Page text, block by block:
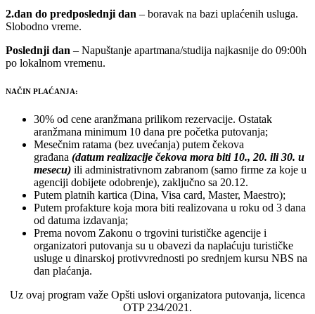
2.dan do predposlednji dan – boravak na bazi uplaćenih usluga.
Slobodno vreme.
Poslednji dan – Napuštanje apartmana/studija najkasnije do 09:00h
po lokalnom vremenu.
NAČIN PLAĆANJA:
30% od cene aranžmana prilikom rezervacije. Ostatak
aranžmana minimum 10 dana pre početka putovanja;
Mesečnim ratama (bez uvećanja) putem čekova
građana (datum realizacije čekova mora biti 10., 20. ili 30. u
mesecu) ili administrativnom zabranom (samo firme za koje u
agenciji dobijete odobrenje), zaključno sa 20.12.
Putem platnih kartica (Dina, Visa card, Master, Maestro);
Putem profakture koja mora biti realizovana u roku od 3 dana
od datuma izdavanja;
Prema novom Zakonu o trgovini turističke agencije i
organizatori putovanja su u obavezi da naplaćuju turističke
usluge u dinarskoj protivvrednosti po srednjem kursu NBS na
dan plaćanja.
Uz ovaj program važe Opšti uslovi organizatora putovanja, licenca
OTP 234/2021.